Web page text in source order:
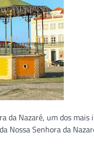
da Nazaré, um dos
Nossa Senhora da